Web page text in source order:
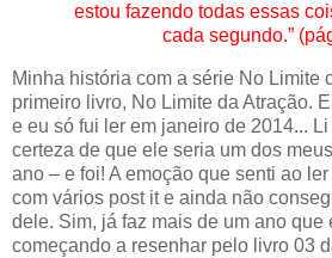
estou fazendo todas essas
cada segundo.”
Minha história com a série No Limite
primeiro livro, No Limite da Atração.
e eu só fui ler em janeiro de 2014...
certeza de que ele seria um dos
ano – e foi! A emoção que senti ao
com vários post it e ainda não
dele. Sim, já faz mais de um ano que
começando a resenhar pelo livro 03